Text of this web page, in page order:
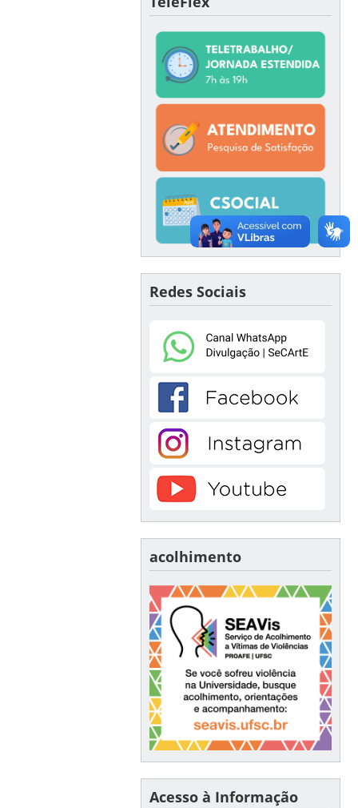
Redes Sociais
acolhimento
Acesso à Informação